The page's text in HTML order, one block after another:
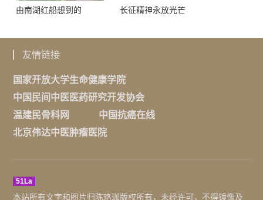
由南湖红船想到的 长征精神永放光芒
友情链接
国家开放大学生命健康学院
中国民间中医医药研究开发协会
温建民骨科网
中国抗癌在线
北京伟达中医肿瘤医院
51La
本站所有文字和图片归陈珞珈版权所有，未经许可，不得镜像及